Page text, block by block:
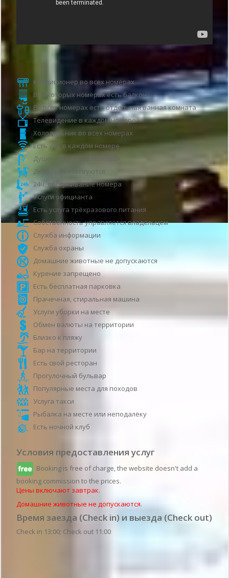
Кондиционер во всех номерах
В некоторых номерах есть балкон
Во всех номерах есть отдельная ванная комната
Телевидение в каждом номере
Холодильник во всех номерах
Есть Wifi в каждом номере
Душевые во всех номерах
Дети приветствуются
24ч. обслуживание номера
Услуги официанта
Есть услуга трёхразового питания
Собственность управляется владельцем
Служба информации
Служба охраны
Домашние животные не допускаются
Курение запрещено
Есть бесплатная парковка
Прачечная, стиральная машина
Услуги уборки на месте
Обмен валюты на территории
Близко к пляжу
Бар на территории
Есть свой ресторан
Прогулочный бульвар
Популярные места для походов
Услуга такси
Рыбалка на месте или неподалёку
Есть ночной клуб
Условия предоставления услуг
Booking is free of charge, the website doesn't add a
booking commission to the prices.
Цены включают завтрак.
Домашние животные не допускаются.
Время заезда (Check in) и выезда (Check out)
Check in 13:00; Check out 11:00